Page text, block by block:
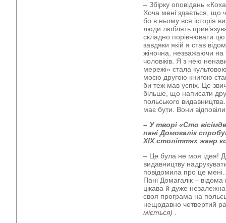
– Збірку оповідань
Хоча мені здається, що
бо в ньому вся історія
люди люблять
складно порівнювати
завдяки якій я став
жіночна, незважаючи
чоловіків. Я з нею
мережі» стала
моєю другою книгою
би теж мав успіх. Це
більше, що написати
польського
має бути. Вони
– У творі «Сто
пані Домогалік
XIXстоліттях жанр
– Це була не моя ідея!
видавництву
повідомила про це
Пані Домагалік –
цікава й дуже
своя програма на
нещодавно четвертий
міється)